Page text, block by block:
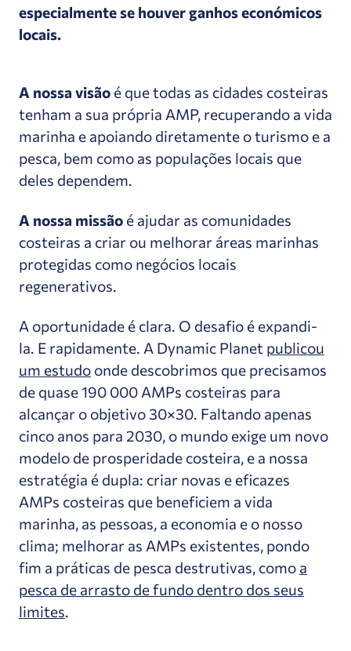
especialmente se houver ganhos económicos
locais.
A nossa visãoé que todas as cidades costeiras
tenham a sua própria AMP, recuperando a vida
marinha e apoiando diretamente o turismo e a
pesca, bem como as populações locais que
deles dependem.
A nossa missãoé ajudar as comunidades
costeiras a criar ou melhorar áreas marinhas
protegidas como negócios locais
regenerativos.
A oportunidade é clara. O desafio é expandi-
la. E rapidamente. A Dynamic Planet publicou
um estudoonde descobrimos que precisamos
de quase 190 000 AMPs costeiras para
alcançar o objetivo 30×30. Faltando apenas
cinco anos para 2030, o mundo exige um novo
modelo de prosperidade costeira, e a nossa
estratégia é dupla: criar novas e eficazes
AMPs costeiras que beneficiem a vida
marinha, as pessoas, a economia e o nosso
clima; melhorar as AMPs existentes, pondo
fim a práticas de pesca destrutivas, como a
pesca de arrasto de fundo dentro dos seus
limites.